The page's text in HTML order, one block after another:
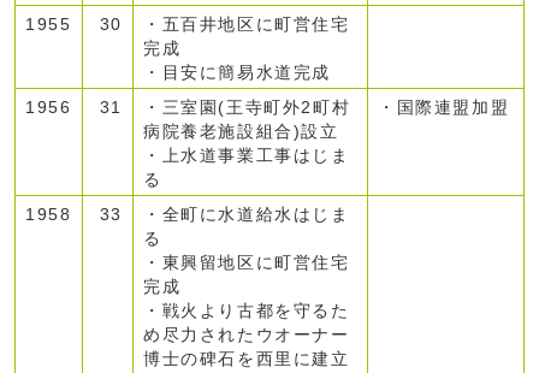
1955
30
・五百井地区に町営住宅
完成
・目安に簡易水道完成
1956
31
・三室園(王寺町外2町村
病院養老施設組合)設立
・上水道事業工事はじま
る
・国際連盟加盟
1958 33
・全町に水道給水はじま
る
・東興留地区に町営住宅
完成
・戦火より古都を守るた
め尽力されたウオーナー
博士の碑石を西里に建立